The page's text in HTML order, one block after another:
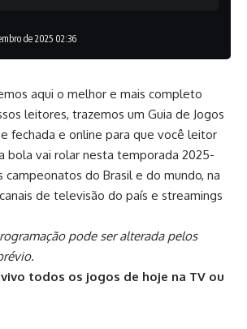
de 2025 02:36
aqui o melhor e mais completo
leitores, trazemos um Guia de Jogos
fechada e online para que você leitor
bola vai rolar nesta temporada 2025-
campeonatos do Brasil e do mundo, na
de televisão do país e streamings
pode ser alterada pelos
todos os jogos de hoje na TV ou